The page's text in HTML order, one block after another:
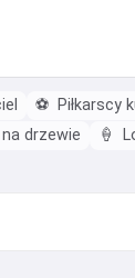
⚽ Piłkarscy
drzewie 🍦